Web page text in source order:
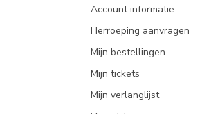
Account informatie
Herroeping aanvragen
Mijn bestellingen
Mijn tickets
Mijn verlanglijst